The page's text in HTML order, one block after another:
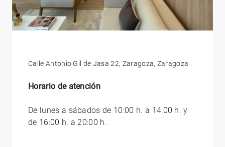
Calle Antonio Gil de Jasa 22, Zaragoza, Zaragoza
Horario de atención
De lunes a sábados de 10:00 h. a 14:00 h. y
de 16:00 h. a 20:00 h.